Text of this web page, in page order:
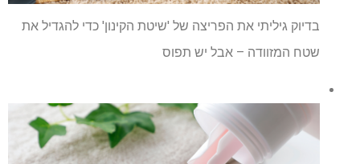
בדיוק גיליתי את הפריצה של 'שיטת הקינון' כדי להגדיל את
שטח המזוודה – אבל יש תפוס